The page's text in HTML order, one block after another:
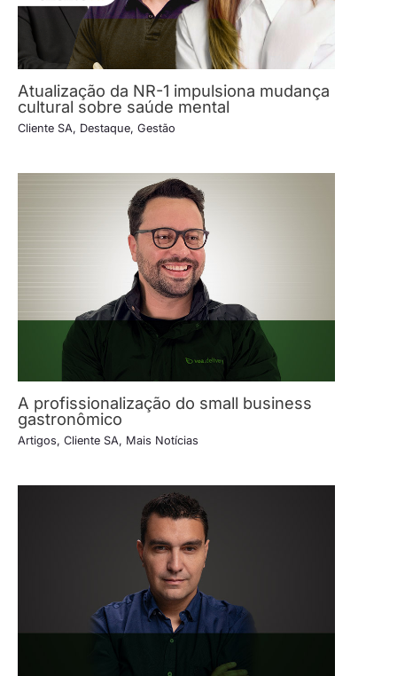
Atualização da NR-1 impulsiona mudança
cultural sobre saúde mental
Cliente SA, Destaque, Gestão
A profissionalização do small business
gastronômico
Artigos, Cliente SA, Mais Notícias